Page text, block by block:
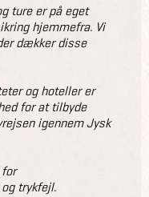
ture er på eget
hjemmefra. Vi
dækker disse
og hoteller er
for at tilbyde
igennem Jysk
trykfejl.